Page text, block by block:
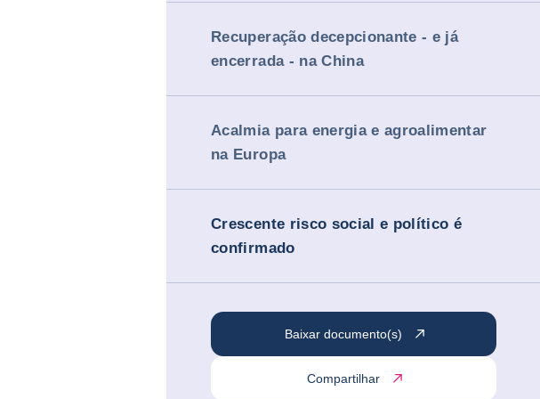
Recuperação decepcionante - e já
encerrada - na China
Acalmia para energia e agroalimentar
na Europa
Crescente risco social e político é
confirmado
Baixar documento(s)
Compartilhar